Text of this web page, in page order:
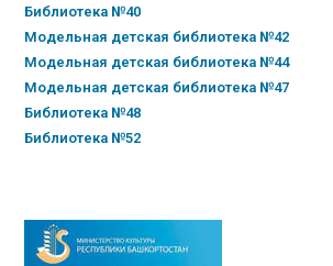
Библиотека №40
Модельная детская библиотека №42
Модельная детская библиотека №44
Модельная детская библиотека №47
Библиотека №48
Библиотека №52